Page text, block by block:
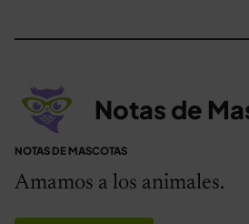
Notas de
NOTAS DE MASCOTAS
Amamos a los animales.